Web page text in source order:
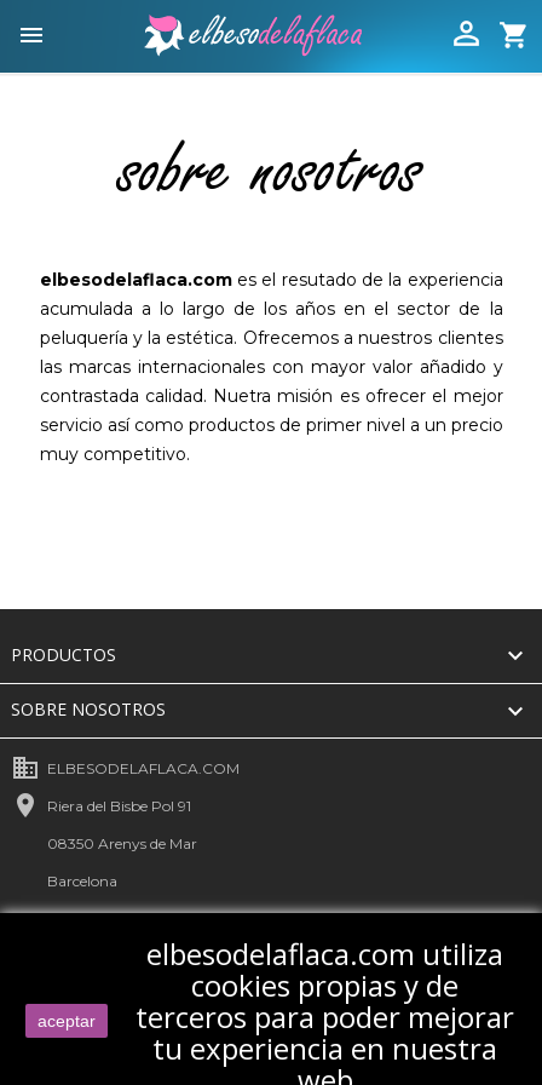
 shopping_cart

sobre nosotros
elbesodelaflaca.comes el resutado de la experiencia
acumulada a lo largo de los años en el sector de la
peluquería y la estética. Ofrecemos a nuestros clientes
las marcas internacionales con mayor valor añadido y
contrastada calidad. Nuetra misión es ofrecer el mejor
servicio así como productos de primer nivel a un precio
muy competitivo.
PRODUCTOS 
SOBRE NOSOTROS

business ELBESODELAFLACA.COM
 Riera del Bisbe Pol 91
08350 Arenys de Mar
Barcelona
España
+34 931 149 435
Envíanos un correo electrónico
aceptar
elbesodelaflaca.com utiliza
cookies propias y de
terceros para poder mejorar
tu experiencia en nuestra